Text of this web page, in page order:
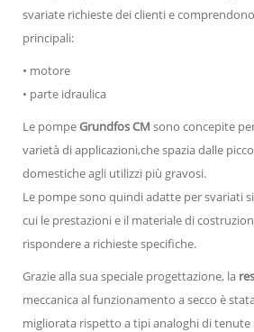
svariate richieste dei clienti e
principali:
• motore
• parte idraulica
Le pompeGrundfos CM sono concepite
varietà di applicazioni,che spazia dalle
domestiche agli utilizzi più gravosi.
Le pompe sono quindi adatte per svariati
cui le prestazioni e il materiale di
rispondere a richieste specifiche.
Grazie alla sua speciale progettazione, la
meccanica al funzionamento a secco è
migliorata rispetto a tipi analoghi di tenute